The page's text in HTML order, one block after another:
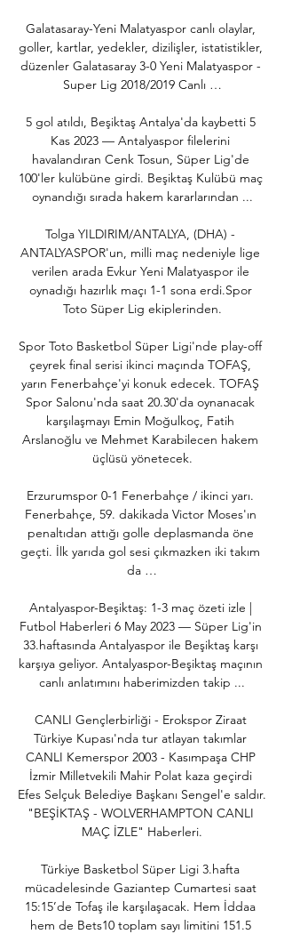
Galatasaray-Yeni Malatyaspor canlı olaylar,
goller, kartlar, yedekler, dizilişler, istatistikler,
düzenler Galatasaray 3-0 Yeni Malatyaspor -
Super Lig 2018/2019 Canlı …
5 gol atıldı, Beşiktaş Antalya'da kaybetti 5
Kas 2023 — Antalyaspor filelerini
havalandıran Cenk Tosun, Süper Lig'de
100'ler kulübüne girdi. Beşiktaş Kulübü maç
oynandığı sırada hakem kararlarından ...
Tolga YILDIRIM/ANTALYA, (DHA) -
ANTALYASPOR'un, milli maç nedeniyle lige
verilen arada Evkur Yeni Malatyaspor ile
oynadığı hazırlık maçı 1-1 sona erdi.Spor
Toto Süper Lig ekiplerinden.
Spor Toto Basketbol Süper Ligi'nde play-off
çeyrek final serisi ikinci maçında TOFAŞ,
yarın Fenerbahçe'yi konuk edecek. TOFAŞ
Spor Salonu'nda saat 20.30'da oynanacak
karşılaşmayı Emin Moğulkoç, Fatih
Arslanoğlu ve Mehmet Karabilecen hakem
üçlüsü yönetecek.
Erzurumspor 0-1 Fenerbahçe / ikinci yarı.
Fenerbahçe, 59. dakikada Victor Moses'ın
penaltıdan attığı golle deplasmanda öne
geçti. İlk yarıda gol sesi çıkmazken iki takım
da …
Antalyaspor-Beşiktaş: 1-3 maç özeti izle |
Futbol Haberleri 6 May 2023 — Süper Lig'in
33.haftasında Antalyaspor ile Beşiktaş karşı
karşıya geliyor. Antalyaspor-Beşiktaş maçının
canlı anlatımını haberimizden takip ...
CANLI Gençlerbirliği - Erokspor Ziraat
Türkiye Kupası'nda tur atlayan takımlar
CANLI Kemerspor 2003 - Kasımpaşa CHP
İzmir Milletvekili Mahir Polat kaza geçirdi
Efes Selçuk Belediye Başkanı Sengel'e saldır.
"BEŞİKTAŞ - WOLVERHAMPTON CANLI
MAÇ İZLE" Haberleri.
Türkiye Basketbol Süper Ligi 3.hafta
mücadelesinde Gaziantep Cumartesi saat
15:15’de Tofaş ile karşılaşacak. Hem İddaa
hem de Bets10 toplam sayı limitini 151.5